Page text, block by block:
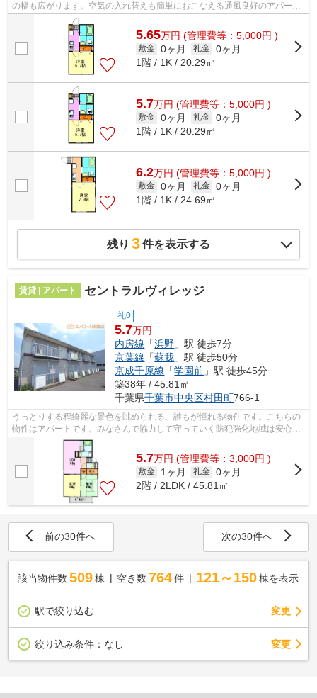
の幅も広がります。空気の入れ替えも簡単におこなえる通風良好のアパート
です。気になるイチオシ物件情報：「パ...
5.65万円 (管理費等：5,000円 )
敷金 0ヶ月 礼金 0ヶ月
1階 / 1K / 20.29㎡
5.7万円 (管理費等：5,000円 )
敷金 0ヶ月 礼金 0ヶ月
1階 / 1K / 20.29㎡
6.2万円 (管理費等：5,000円 )
敷金 0ヶ月 礼金 0ヶ月
1階 / 1K / 24.69㎡
残り 3件を表示する
賃貸 | アパート セントラルヴィレッジ
礼0
5.7万円
内房線 「浜野 」駅 徒歩7分
京葉線 「蘇我 」駅 徒歩50分
京成千原線 「学園前 」駅 徒歩45分
築38年 / 45.81㎡
千葉県千葉市中央区村田町766-1
うっとりする程綺麗な景色を眺められる、誰もが憧れる物件です。こちらの
物件はアパートです。みなさんで協力して守っていく防犯強化地域は安心で
すね。こだわりポイント満載のセント...
5.7万円 (管理費等：3,000円 )
敷金 1ヶ月 礼金 0ヶ月
2階 / 2LDK / 45.81㎡
前の30件へ 次の30件へ
該当物件数 509棟 空き数 764 件 121～150 棟を表示
駅で絞り込む 変更
絞り込み条件： なし 変更